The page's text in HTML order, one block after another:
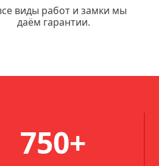
виды работ и замки мы
даём гарантии.
750+